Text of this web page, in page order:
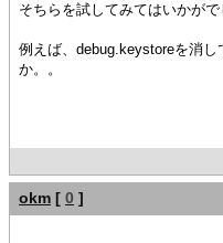
そちらを試してみてはいかがで
例えば、debug.keystoreを消
か。。
okm [ 0 ]